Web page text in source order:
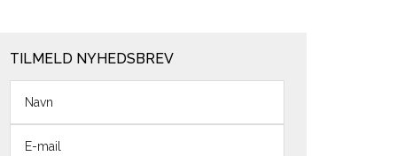
TILMELD NYHEDSBREV